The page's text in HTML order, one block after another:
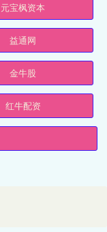
元宝枫资本
益通网
金牛股
红牛配资